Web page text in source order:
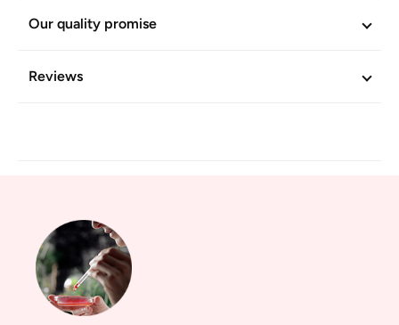
Our quality promise
Reviews